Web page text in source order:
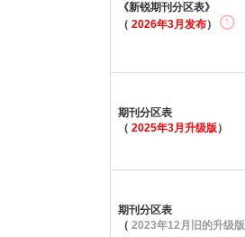
《新锐期刊分区表》
（ 2026年3月发布）
期刊分区表
（ 2025年3月升级版）
期刊分区表
（ 2023年12月旧的升级版